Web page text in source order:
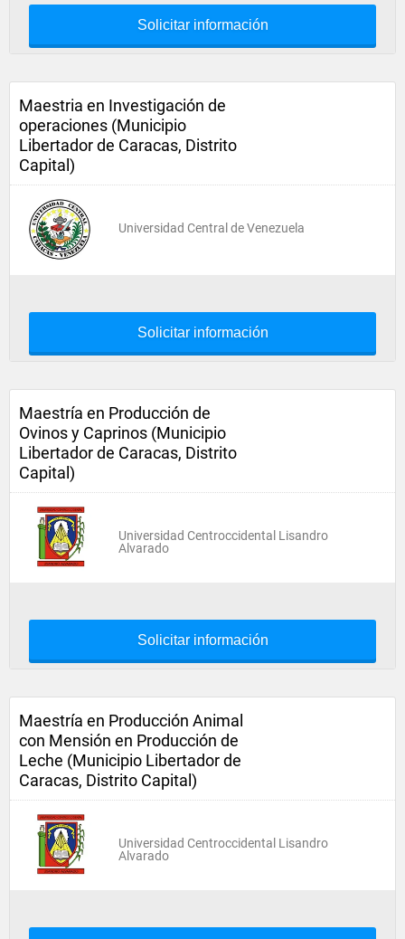
Solicitar información
Maestria en Investigación de
operaciones (Municipio
Libertador de Caracas, Distrito
Capital)
Universidad Central de Venezuela
Solicitar información
Maestría en Producción de
Ovinos y Caprinos (Municipio
Libertador de Caracas, Distrito
Capital)
Universidad Centroccidental Lisandro
Alvarado
Solicitar información
Maestría en Producción Animal
con Mensión en Producción de
Leche (Municipio Libertador de
Caracas, Distrito Capital)
Universidad Centroccidental Lisandro
Alvarado